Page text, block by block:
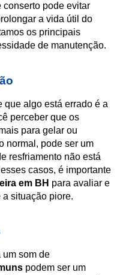
pode evitar
a vida útil do
os principais
de manutenção.
que algo está errado é a
perceber que os
para gelar ou
normal, pode ser um
resfriamento não está
casos, é importante
em BH para avaliar e
situação piore.
um som de
podem ser um